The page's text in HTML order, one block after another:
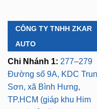
CÔNG TY TNHH ZKAR
AUTO
Chi Nhánh 1: 277–279
Đường số 9A, KDC
Sơn, xã Bình Hưng,
TP.HCM (giáp khu Him